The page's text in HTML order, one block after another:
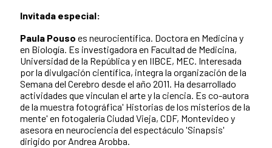
Invitada especial:
Paula Pouso es neurocientífica. Doctora en Medicina y
en Biología. Es investigadora en Facultad de Medicina,
Universidad de la República y en IIBCE, MEC. Interesada
por la divulgación científica, integra la organización de la
Semana del Cerebro desde el año 2011. Ha desarrollado
actividades que vinculan el arte y la ciencia. Es co-autora
de la muestra fotográfica' Historias de los misterios de la
mente' en fotogalería Ciudad Vieja, CDF, Montevideo y
asesora en neurociencia del espectáculo 'Sinapsis'
dirigido por Andrea Arobba.